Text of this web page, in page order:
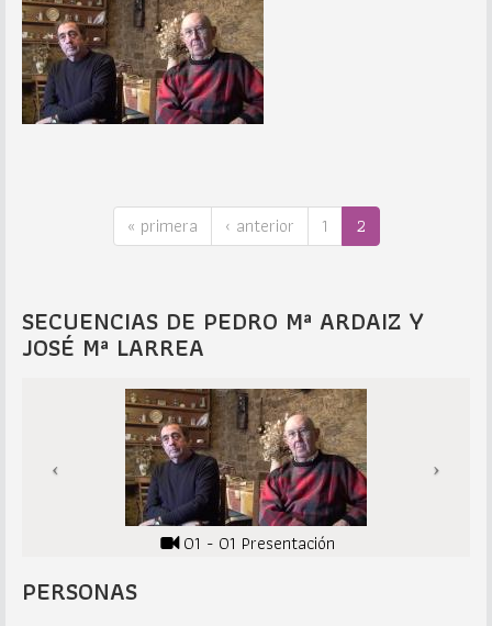
« primera ‹ anterior 1 2
SECUENCIAS DE PEDRO Mª ARDAIZ Y
JOSÉ Mª LARREA
01 - 01 Presentación
PERSONAS